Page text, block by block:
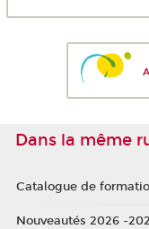
Dans la même
Catalogue de
Nouveautés 2026 -